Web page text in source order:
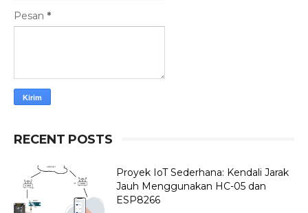
Pesan *
RECENT POSTS
Proyek IoT Sederhana: Kendali Jarak
Jauh Menggunakan HC-05 dan
ESP8266